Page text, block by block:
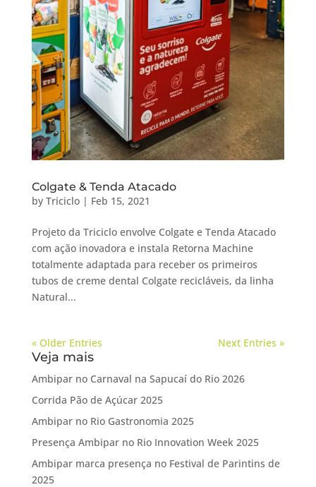
Colgate & Tenda Atacado
by Triciclo| Feb 15, 2021
Projeto da Triciclo envolve Colgate e Tenda Atacado
com ação inovadora e instala Retorna Machine
totalmente adaptada para receber os primeiros
tubos de creme dental Colgate recicláveis, da linha
Natural...
« Older Entries Next Entries »
Veja mais
Ambipar no Carnaval na Sapucaí do Rio 2026
Corrida Pão de Açúcar 2025
Ambipar no Rio Gastronomia 2025
Presença Ambipar no Rio Innovation Week 2025
Ambipar marca presença no Festival de Parintins de
2025